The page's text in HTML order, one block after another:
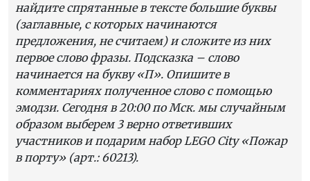
найдите спрятанные в тексте большие буквы
(заглавные, с которых начинаются
предложения, не считаем) и сложите из них
первое слово фразы. Подсказка – слово
начинается на букву «П». Опишите в
комментариях полученное слово с помощью
эмодзи. Сегодня в 20:00 по Мск. мы случайным
образом выберем 3 верно ответивших
участников и подарим набор LEGO City «Пожар
в порту» (арт.: 60213).